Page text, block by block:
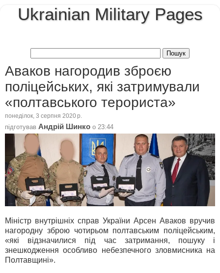
Ukrainian Military Pages
Аваков нагородив зброєю
поліцейських, які затримували
«полтавського терориста»
понеділок, 3 серпня 2020 р.
підготував Андрій Шинко о 23:44
Міністр внутрішніх справ України Арсен Аваков вручив
нагородну зброю чотирьом полтавським поліцейським,
«які відзначилися під час затримання, пошуку і
знешкодження особливо небезпечного зловмисника на
Полтавщині».